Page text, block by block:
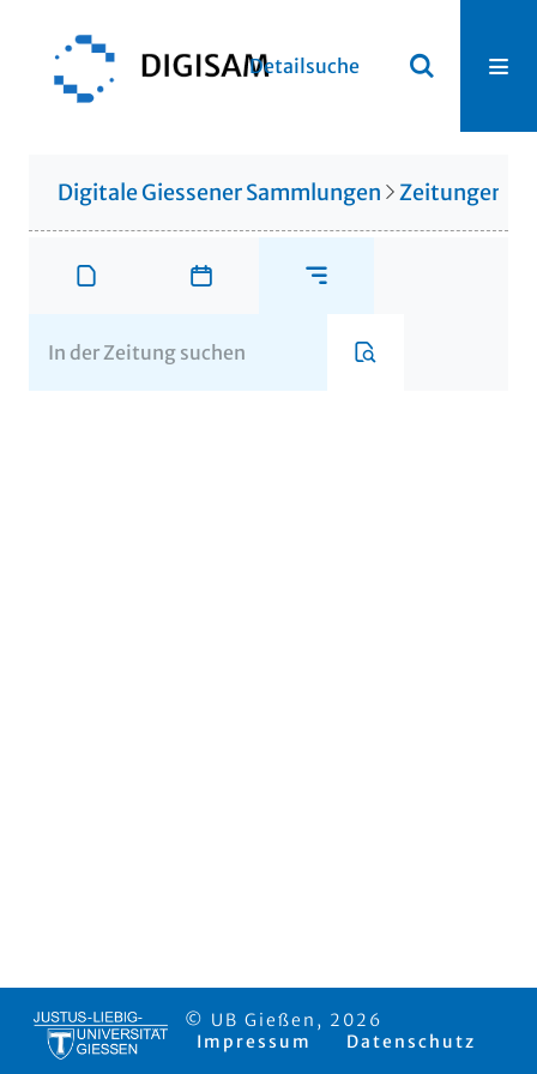
Detailsuche
Digitale Giessener Sammlungen Zeitungen
© UB Gießen, 2026
Impressum
Datenschutz